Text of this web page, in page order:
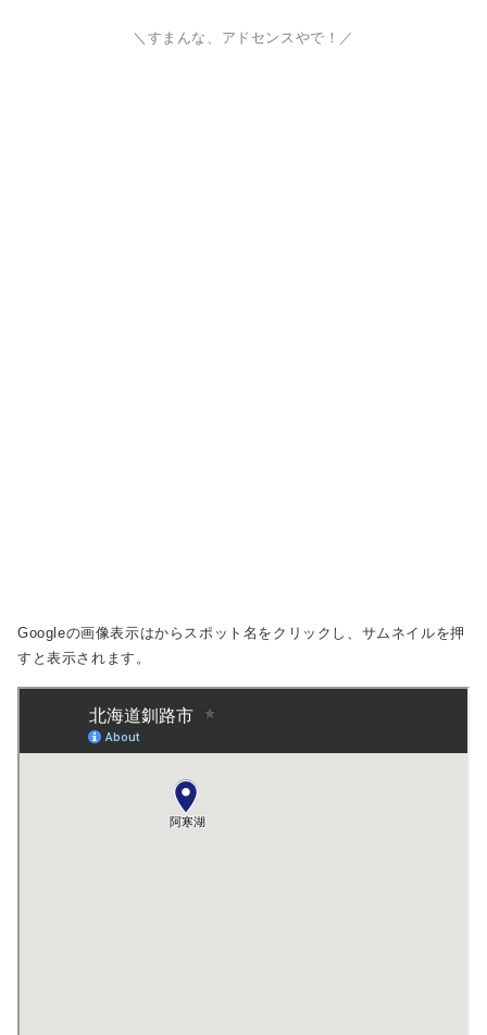
＼すまんな、アドセンスやで！／
Googleの画像表示はからスポット名をクリックし、サムネイルを押
すと表示されます。